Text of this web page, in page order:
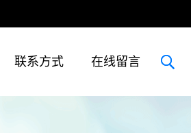
联系方式 在线留言